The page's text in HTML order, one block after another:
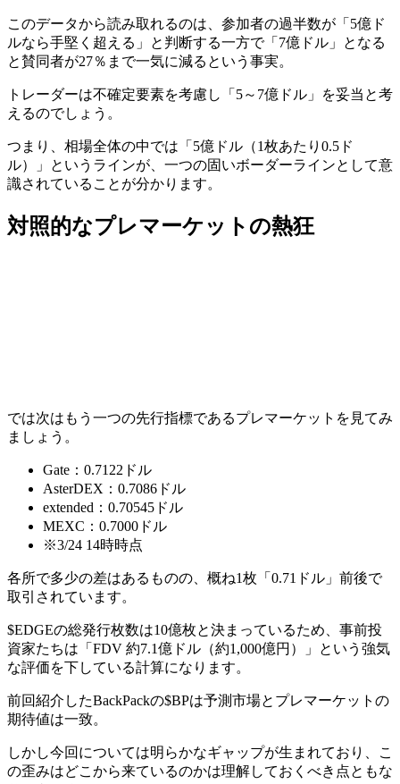
このデータから読み取れるのは、 参加者の過半数が「5億ド
ルなら手堅く超える」と判断する一方で「7億ドル」となる
と賛同者が27％まで一気に減る という事実。
トレーダーは不確定要素を考慮し「5～7億ドル」を妥当と考
えるのでしょう。
つまり、相場全体の中では「5億ドル（1枚あたり0.5ド
ル）」というラインが、一つの固いボーダーラインとして意
識されていることが分かります。
対照的なプレマーケットの熱狂
では次はもう一つの先行指標であるプレマーケットを見てみ
ましょう。
Gate：0.7122ドル
AsterDEX：0.7086ドル
extended：0.70545ドル
MEXC：0.7000ドル
※3/24 14時時点
各所で多少の差はあるものの、 概ね1枚「0.71ドル」前後で
取引 されています。
$EDGEの総発行枚数は10億枚と決まっているため、事前投
資家たちは「FDV 約7.1億ドル（約1,000億円）」という強気
な評価を下している計算になります。
前回紹介したBackPackの$BPは予測市場とプレマーケットの
期待値は一致。
しかし今回については明らかなギャップが生まれており、こ
の歪みはどこから来ているのかは理解しておくべき点ともな